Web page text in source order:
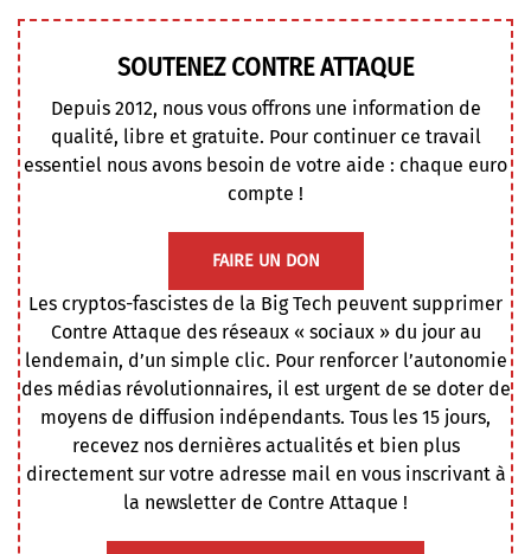
SOUTENEZ CONTRE ATTAQUE
Depuis 2012, nous vous offrons une information de
qualité, libre et gratuite. Pour continuer ce travail
essentiel nous avons besoin de votre aide : chaque euro
compte !
FAIRE UN DON
Les cryptos-fascistes de la Big Tech peuvent supprimer
Contre Attaque des réseaux « sociaux » du jour au
lendemain, d’un simple clic. Pour renforcer l’autonomie
des médias révolutionnaires, il est urgent de se doter de
moyens de diffusion indépendants. Tous les 15 jours,
recevez nos dernières actualités et bien plus
directement sur votre adresse mail en vous inscrivant à
la newsletter de Contre Attaque !